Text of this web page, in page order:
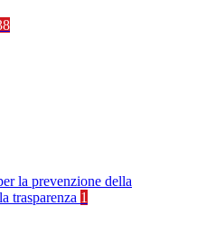
la prevenzione della
trasparenza 1